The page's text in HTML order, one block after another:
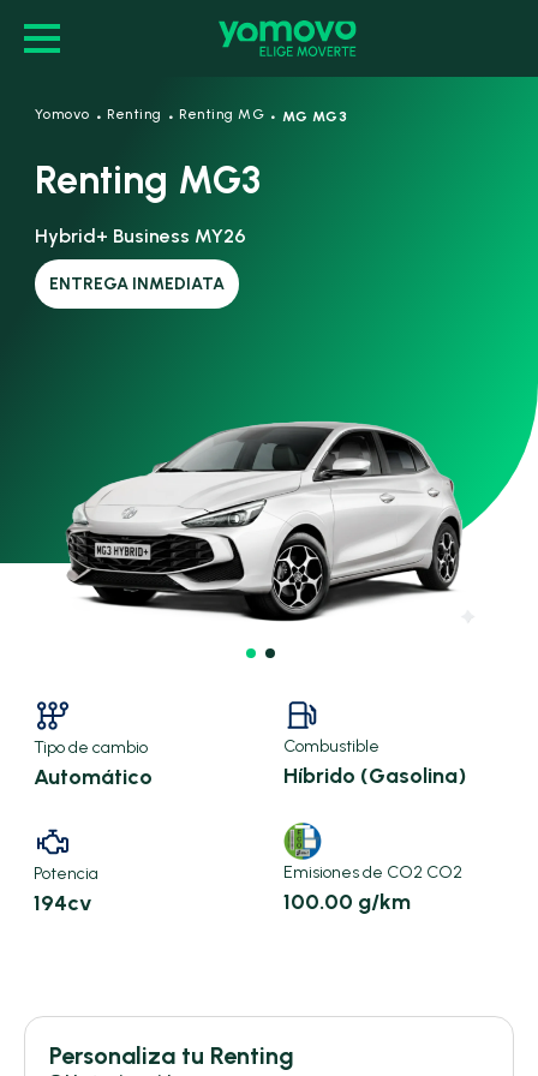
Yomovo · Renting · Renting MG · MG MG3
Renting MG3
Hybrid+ Business MY26
ENTREGA INMEDIATA
Tipo de cambio
Automático
Combustible
Híbrido (Gasolina)
Potencia
194cv
Emisiones de CO2 CO2
100.00 g/km
Personaliza tu Renting